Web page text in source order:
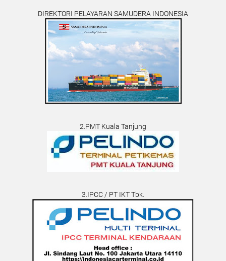
DIREKTORI PELAYARAN SAMUDERA INDONESIA
2.PMT Kuala Tanjung
3.IPCC / PT IKT Tbk.